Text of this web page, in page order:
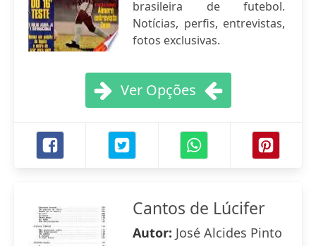
brasileira de futebol.
Notícias, perfis, entrevistas,
fotos exclusivas.
Ver Opções
Cantos de Lúcifer
Autor: José Alcides Pinto